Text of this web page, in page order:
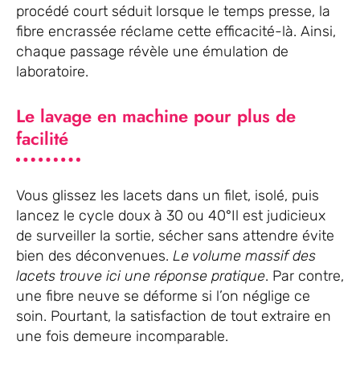
procédé court séduit lorsque le temps presse, la
fibre encrassée réclame cette efficacité-là. Ainsi,
chaque passage révèle une émulation de
laboratoire.
Le lavage en machine pour plus de
facilité
Vous glissez les lacets dans un filet, isolé, puis
lancez le cycle doux à 30 ou 40°Il est judicieux
de surveiller la sortie, sécher sans attendre évite
bien des déconvenues. Le volume massif des
lacets trouve ici une réponse pratique. Par contre,
une fibre neuve se déforme si l’on néglige ce
soin. Pourtant, la satisfaction de tout extraire en
une fois demeure incomparable.